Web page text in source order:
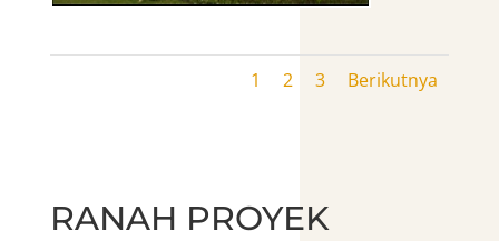
1 2 3 Berikutnya
RANAH PROYEK